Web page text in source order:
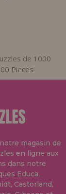
de 1000
Pieces
magasin de
en ligne aux
dans notre
Educa,
Castorland,